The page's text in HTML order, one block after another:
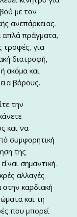
με τον
ανεπάρκειας.
απλά πράγματα,
τροφές, για
διατροφή,
ακόμα και
βάρους.
την
και να
συμφορητική
της
σημαντική.
αλλαγές
καρδιακή
και τη
που μπορεί